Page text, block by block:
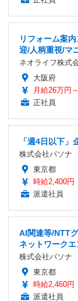
リフォーム案
迎/人柄重視/マ
ネオライフ株式
大阪府
月給26万円～
正社員
「週4日以下
株式会社パソナ
東京都
時給2,400円
派遣社員
AI関連等/NTT
ネットワーク
株式会社パソナ
東京都
時給2,460円
派遣社員